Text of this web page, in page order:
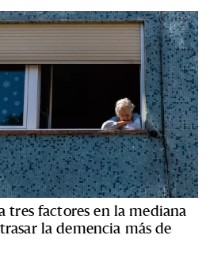
factores en la mediana
la demencia más de